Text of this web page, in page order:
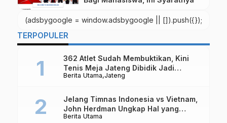
(adsbygoogle = window.adsbygoogle || []).push({});
TERPOPULER
Berita Utama Jateng
362 Atlet Sudah Membuktikan, Kini
Tenis Meja Jateng Dibidik Jadi
Kekuatan Nasional
Berita Utama
Jelang Timnas Indonesia vs Vietnam,
John Herdman Ungkap Hal yang
Dipertaruhkan